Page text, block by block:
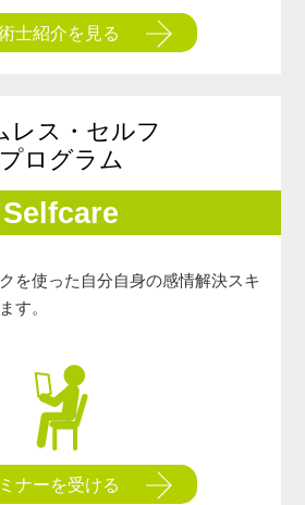
士紹介を見る
レス・セルフ
プログラム
Selfcare
を使った自分自身の感情解決スキ
す。
ナーを受ける